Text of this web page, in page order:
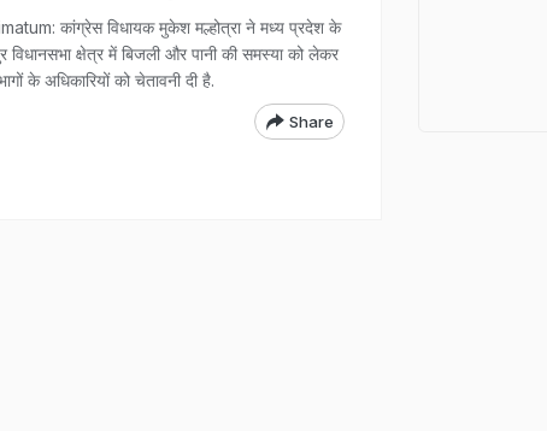
कांग्रेस विधायक मुकेश मल्होत्रा ने मध्य प्रदेश के
विधानसभा क्षेत्र में बिजली और पानी की समस्या को लेकर
के अधिकारियों को चेतावनी दी है.
Share